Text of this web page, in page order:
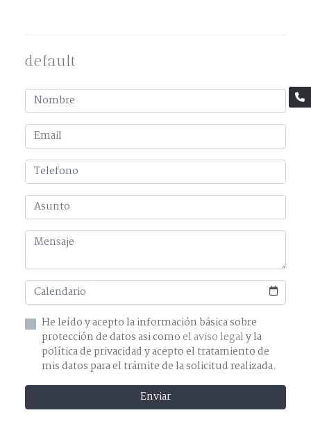
default
He leído y acepto la información básica sobre
protección de datos asi como el aviso legaly la
política de privacidad y acepto el tratamiento de
mis datos para el trámite de la solicitud realizada.
Enviar